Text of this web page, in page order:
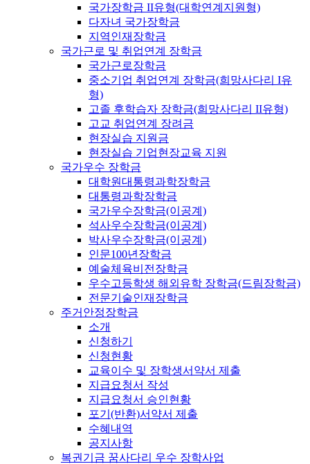
국가장학금 II유형(대학연계지원형)
다자녀 국가장학금
지역인재장학금
국가근로 및 취업연계 장학금
국가근로장학금
중소기업 취업연계 장학금(희망사다리 I유
형)
고졸 후학습자 장학금(희망사다리 II유형)
고교 취업연계 장려금
현장실습 지원금
현장실습 기업현장교육 지원
국가우수 장학금
대학원대통령과학장학금
대통령과학장학금
국가우수장학금(이공계)
석사우수장학금(이공계)
박사우수장학금(이공계)
인문100년장학금
예술체육비전장학금
우수고등학생 해외유학 장학금(드림장학금)
전문기술인재장학금
주거안정장학금
소개
신청하기
신청현황
교육이수 및 장학생서약서 제출
지급요청서 작성
지급요청서 승인현황
포기(반환)서약서 제출
수혜내역
공지사항
복권기금 꿈사다리 우수 장학사업